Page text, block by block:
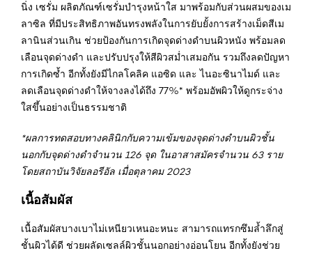
นิ่ง เซรั่ม ผลิตภัณฑ์เซรั่มบำรุงหน้าใส มาพร้อมกับส่วนผสมของเม
ลาซิล ที่มีประสิทธิภาพอันทรงพลังในการยับยั้งการสร้างเม็ดสีเม
ลานินส่วนเกิน ช่วยป้องกันการเกิดจุดด่างดำบนผิวหนัง พร้อมลด
เลือนจุดด่างดำ และปรับปรุงให้สีผิวสม่ำเสมอกัน รวมถึงลดปัญหา
การเกิดซ้ำ อีกทั้งยังมีไกลโคลิค แอซิด และ ไนอะซินาไมด์ และ
ลดเลือนจุดด่างดำให้จางลงได้ถึง 77%* พร้อมอัพผิวให้ดูกระจ่าง
ใสขึ้นอย่างเป็นธรรมชาติ
*ผลการทดสอบทางคลินิกกับความเข้มของจุดด่างดำบนผิวชั้น
นอกกับจุดด่างดำจำนวน 126 จุด ในอาสาสมัครจำนวน 63 ราย
โดยสถาบันวิจัยลอรีอัล เมื่อตุลาคม 2023
เนื้อสัมผัส
เนื้อสัมผัสบางเบาไม่เหนียวเหนอะหนะ สามารถแทรกซึมล้ำลึกสู่
ชั้นผิวได้ดี ช่วยผลัดเซลล์ผิวชั้นนอกอย่างอ่อนโยน อีกทั้งยังช่วย